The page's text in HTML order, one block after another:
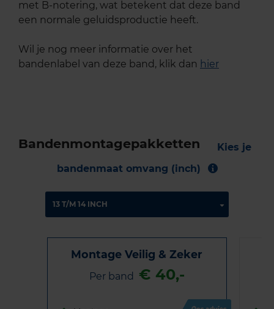
met B-notering, wat betekent dat deze band
een normale geluidsproductie heeft.
Wil je nog meer informatie over het
bandenlabel van deze band, klik dan hier
Bandenmontagepakketten
Kies je
bandenmaat omvang (inch)
Montage Veilig & Zeker
Per band € 40,-